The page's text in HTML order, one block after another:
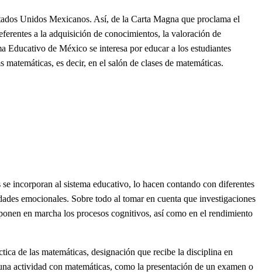
Unidos Mexicanos. Así, de la Carta Magna que proclama el
a la adquisición de conocimientos, la valoración de
de México se interesa por educar a los estudiantes
es decir, en el salón de clases de matemáticas.
incorporan al sistema educativo, lo hacen contando con diferentes
emocionales. Sobre todo al tomar en cuenta que investigaciones
en marcha los procesos cognitivos, así como en el rendimiento
de las matemáticas, designación que recibe la disciplina en
actividad con matemáticas, como la presentación de un examen o